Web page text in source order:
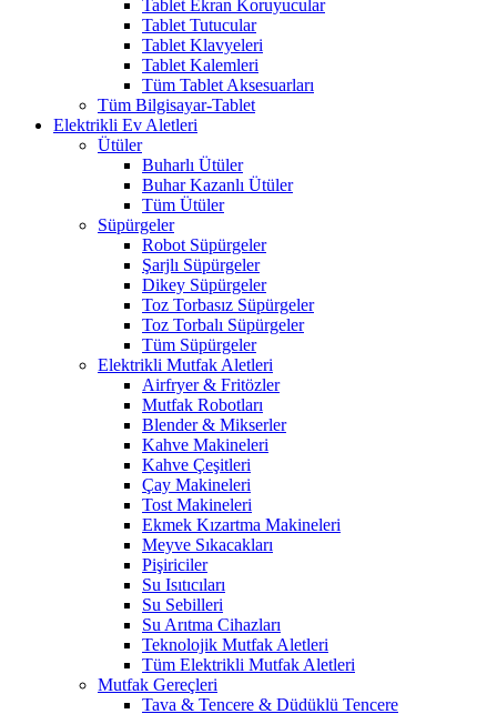
Tablet Ekran Koruyucular
Tablet Tutucular
Tablet Klavyeleri
Tablet Kalemleri
Tüm Tablet Aksesuarları
Tüm Bilgisayar-Tablet
Elektrikli Ev Aletleri
Ütüler
Buharlı Ütüler
Buhar Kazanlı Ütüler
Tüm Ütüler
Süpürgeler
Robot Süpürgeler
Şarjlı Süpürgeler
Dikey Süpürgeler
Toz Torbasız Süpürgeler
Toz Torbalı Süpürgeler
Tüm Süpürgeler
Elektrikli Mutfak Aletleri
Airfryer & Fritözler
Mutfak Robotları
Blender & Mikserler
Kahve Makineleri
Kahve Çeşitleri
Çay Makineleri
Tost Makineleri
Ekmek Kızartma Makineleri
Meyve Sıkacakları
Pişiriciler
Su Isıtıcıları
Su Sebilleri
Su Arıtma Cihazları
Teknolojik Mutfak Aletleri
Tüm Elektrikli Mutfak Aletleri
Mutfak Gereçleri
Tava & Tencere & Düdüklü Tencere